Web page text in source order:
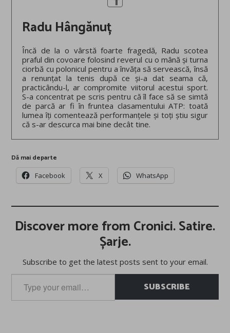
Radu Hângănuț
Încă de la o vârstă foarte fragedă, Radu scotea
praful din covoare folosind reverul cu o mână și turna
ciorbă cu polonicul pentru a învăța să servească, însă
a renunțat la tenis după ce și-a dat seama că,
practicându-l, ar compromite viitorul acestui sport.
S-a concentrat pe scris pentru că îl face să se simtă
de parcă ar fi în fruntea clasamentului ATP: toată
lumea îți comentează performanțele și toți știu sigur
că s-ar descurca mai bine decât tine.
Dă mai departe
Facebook X WhatsApp
Discover more from Cronici. Satire.
Șarje.
Subscribe to get the latest posts sent to your email.
your
email…
SUBSCRIBE